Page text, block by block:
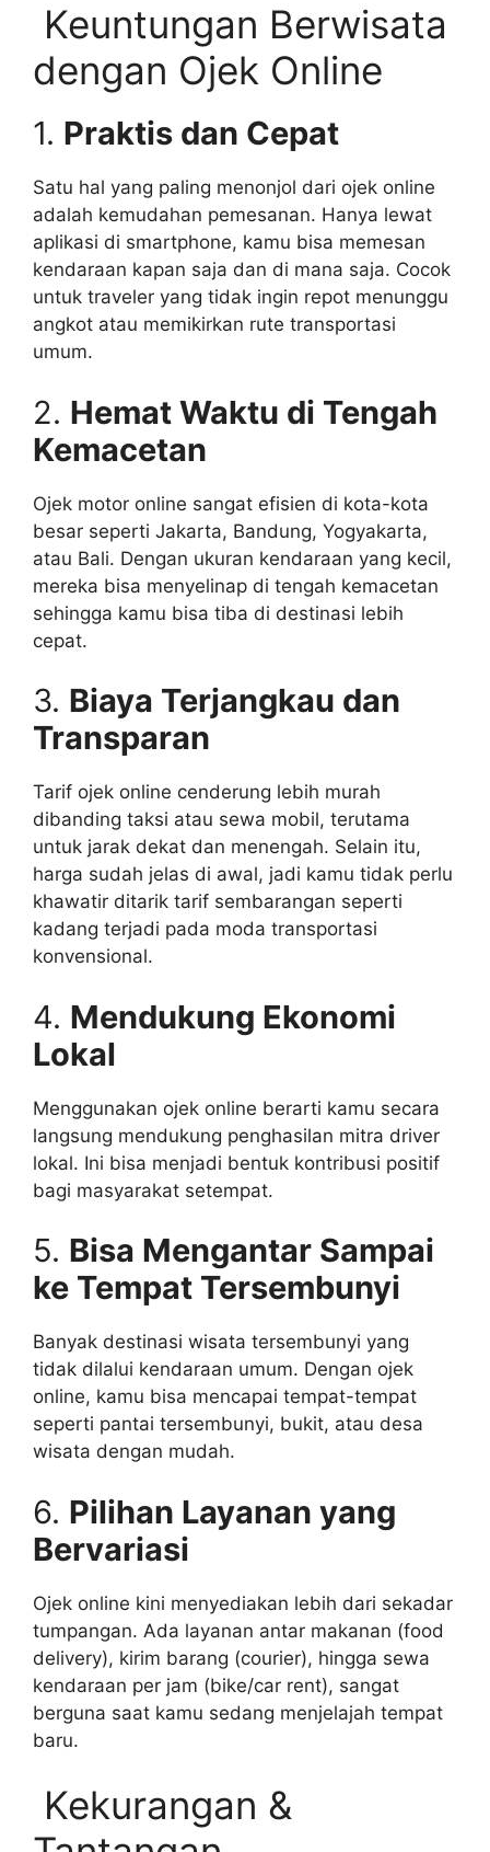
Keuntungan Berwisata
dengan Ojek Online
1. Praktis dan Cepat
Satu hal yang paling menonjol dari ojek online
adalah kemudahan pemesanan. Hanya lewat
aplikasi di smartphone, kamu bisa memesan
kendaraan kapan saja dan di mana saja. Cocok
untuk traveler yang tidak ingin repot menunggu
angkot atau memikirkan rute transportasi
umum.
2. Hemat Waktu di Tengah
Kemacetan
Ojek motor online sangat efisien di kota-kota
besar seperti Jakarta, Bandung, Yogyakarta,
atau Bali. Dengan ukuran kendaraan yang kecil,
mereka bisa menyelinap di tengah kemacetan
sehingga kamu bisa tiba di destinasi lebih
cepat.
3. Biaya Terjangkau dan
Transparan
Tarif ojek online cenderung lebih murah
dibanding taksi atau sewa mobil, terutama
untuk jarak dekat dan menengah. Selain itu,
harga sudah jelas di awal, jadi kamu tidak perlu
khawatir ditarik tarif sembarangan seperti
kadang terjadi pada moda transportasi
konvensional.
4. Mendukung Ekonomi
Lokal
Menggunakan ojek online berarti kamu secara
langsung mendukung penghasilan mitra driver
lokal. Ini bisa menjadi bentuk kontribusi positif
bagi masyarakat setempat.
5. Bisa Mengantar Sampai
ke Tempat Tersembunyi
Banyak destinasi wisata tersembunyi yang
tidak dilalui kendaraan umum. Dengan ojek
online, kamu bisa mencapai tempat-tempat
seperti pantai tersembunyi, bukit, atau desa
wisata dengan mudah.
6. Pilihan Layanan yang
Bervariasi
Ojek online kini menyediakan lebih dari sekadar
tumpangan. Ada layanan antar makanan (food
delivery), kirim barang (courier), hingga sewa
kendaraan per jam (bike/car rent), sangat
berguna saat kamu sedang menjelajah tempat
baru.
Kekurangan &